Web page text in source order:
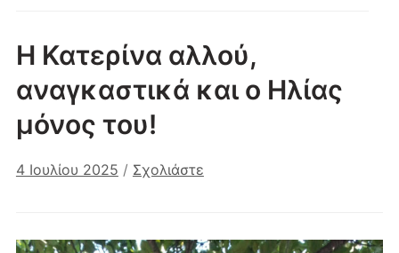
Η Κατερίνα αλλού,
αναγκαστικά και ο Ηλίας
μόνος του!
4 Ιουλίου 2025 / Σχολιάστε